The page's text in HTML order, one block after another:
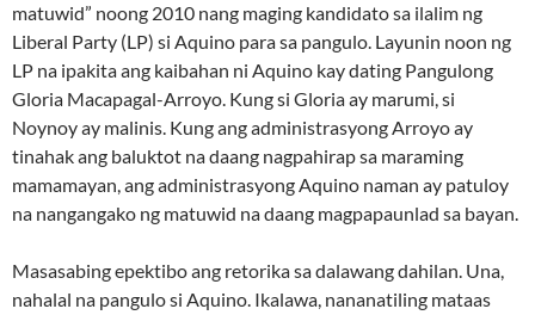
matuwid” noong 2010 nang maging kandidato sa ilalim ng
Liberal Party (LP) si Aquino para sa pangulo. Layunin noon ng
LP na ipakita ang kaibahan ni Aquino kay dating Pangulong
Gloria Macapagal-Arroyo. Kung si Gloria ay marumi, si
Noynoy ay malinis. Kung ang administrasyong Arroyo ay
tinahak ang baluktot na daang nagpahirap sa maraming
mamamayan, ang administrasyong Aquino naman ay patuloy
na nangangako ng matuwid na daang magpapaunlad sa bayan.
Masasabing epektibo ang retorika sa dalawang dahilan. Una,
nahalal na pangulo si Aquino. Ikalawa, nananatiling mataas